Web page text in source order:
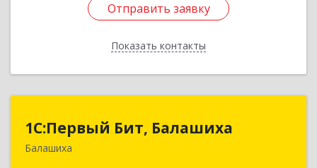
Отправить заявку
Показать контакты
Отправить заявку
Назад
1С:Первый Бит, Балашиха
Балашиха
1С:Первый Бит, Балашиха
143909, Московская обл, Балашиха г, Звездная